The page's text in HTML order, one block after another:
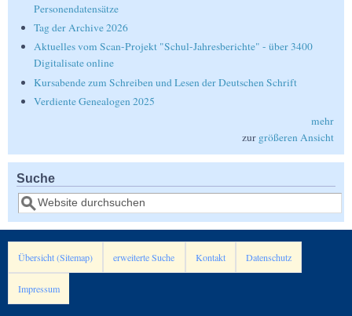
Personendatensätze
Tag der Archive 2026
Aktuelles vom Scan-Projekt "Schul-Jahresberichte" - über 3400
Digitalisate online
Kursabende zum Schreiben und Lesen der Deutschen Schrift
Verdiente Genealogen 2025
mehr
zur größeren Ansicht
Suche
Suche
Übersicht (Sitemap) erweiterte Suche Kontakt Datenschutz
Impressum